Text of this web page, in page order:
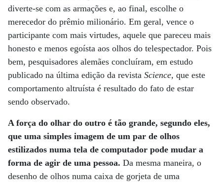
diverte-se com as armações e, ao final, escolhe o
merecedor do prêmio milionário. Em geral, vence o
participante com mais virtudes, aquele que pareceu mais
honesto e menos egoísta aos olhos do telespectador. Pois
bem, pesquisadores alemães concluíram, em estudo
publicado na última edição da revista Science, que este
comportamento altruísta é resultado do fato de estar
sendo observado.
A força do olhar do outro é tão grande, segundo eles,
que uma simples imagem de um par de olhos
estilizados numa tela de computador pode mudar a
forma de agir de uma pessoa. Da mesma maneira, o
desenho de olhos numa caixa de gorjeta de uma